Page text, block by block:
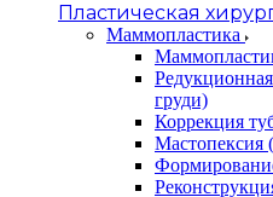
Пластическая
Маммопластика
груди)
Коррекция
Мастопексия